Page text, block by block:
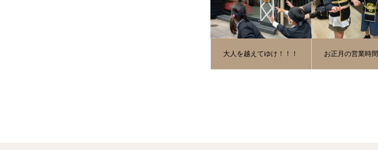
大人を越えてゆけ！！！ お正月の営業時間